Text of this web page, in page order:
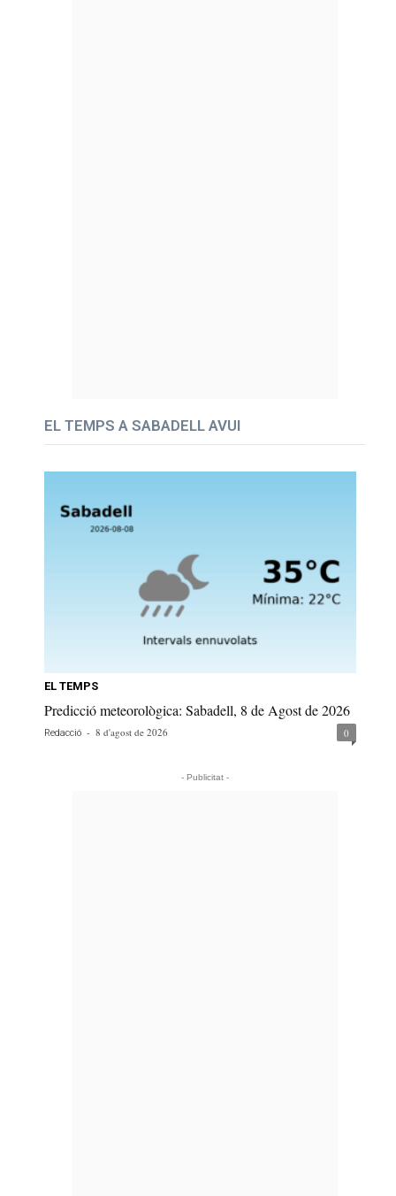
EL TEMPS A SABADELL AVUI
EL TEMPS
Predicció meteorològica: Sabadell, 8 de Agost de 2026
Redacció - 8 d'agost de 2026 0
- Publicitat -